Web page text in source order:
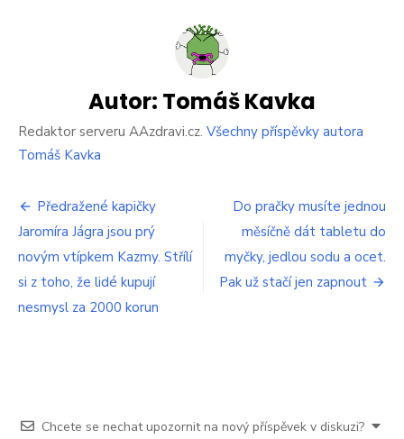
symbiózy
tyto
druhy
vysadíte
bude
mnohonásobně
vyšší
Autor: Tomáš Kavka
Redaktor serveru AAzdravi.cz. Všechny příspěvky autora
Tomáš Kavka
Navigace
pro
příspěvek
Předražené kapičky
Jaromíra Jágra jsou prý
novým vtípkem Kazmy. Střílí
si z toho, že lidé kupují
nesmysl za 2000 korun
Do pračky musíte jednou
měsíčně dát tabletu do
myčky, jedlou sodu a ocet.
Pak už stačí jen zapnout
Chcete se nechat upozornit na nový příspěvek v diskuzi?